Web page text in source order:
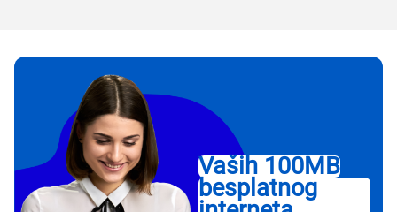
Vaših 100MB
besplatnog